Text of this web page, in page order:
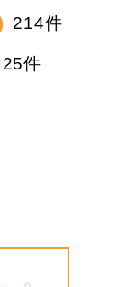
214件
25件